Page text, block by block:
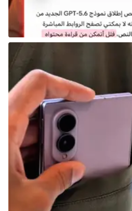
الصفحة عبر
https://www.arabapps.org/2024/
7-%D9%81%D9%8A-